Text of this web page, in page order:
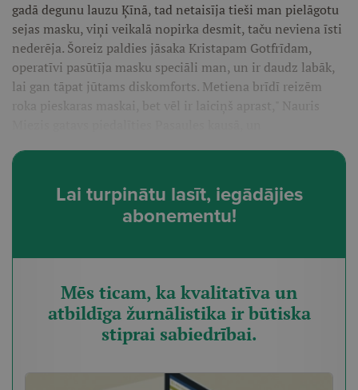
gadā degunu lauzu Ķīnā, tad netaisīja tieši man pielāgotu
sejas masku, viņi veikalā nopirka desmit, taču neviena īsti
nederēja. Šoreiz paldies jāsaka Kristapam Gotfrīdam,
operatīvi pasūtīja masku speciāli man, un ir daudz labāk,
lai gan tāpat jūtams diskomforts. Metiena brīdī reizēm
roka pieskaras maskai, bet vēl ir laiciņš aprast," Nauris
Lai turpinātu lasīt, iegādājies
abonementu!
Mēs ticam, ka kvalitatīva un
atbildīga žurnālistika ir būtiska
stiprai sabiedrībai.